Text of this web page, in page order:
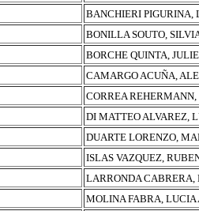
BANCHIERI PIGURINA,
BONILLA SOUTO,
BORCHE QUINTA,
CAMARGO ACUÑA,
CORREA
DI MATTEO ALVAREZ,
DUARTE LORENZO,
ISLAS VAZQUEZ,
LARRONDA CABRERA,
MOLINA FABRA, LUCIA